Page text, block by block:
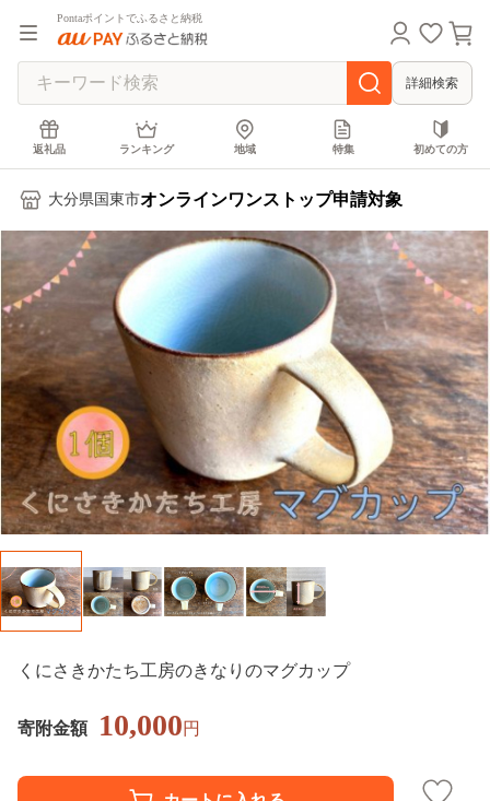
Pontaポイントでふるさと納税
詳細検索
返礼品 ランキング 地域 特集 初めての方
大分県国東市オンラインワンストップ申請対象
くにさきかたち工房のきなりのマグカップ
寄附金額 10,000円